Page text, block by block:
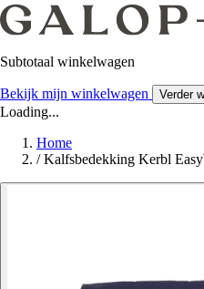
Subtotaal winkelwagen
Bekijk mijn winkelwagen Verder
Loading...
Home
/ Kalfsbedekking Kerbl